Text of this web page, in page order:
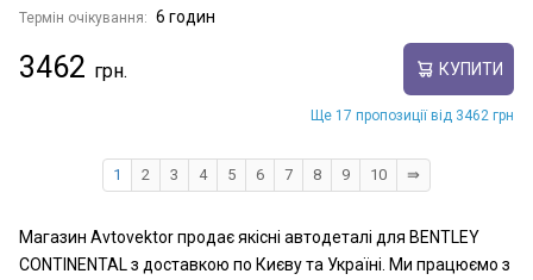
Термін очікування: 6 годин
3462 КУПИТИ
Ще 17 пропозиції від 3462 грн
1 2 3 4 5 6 7 8 9 10 ⇛
Магазин Avtovektor продає якісні автодеталі для BENTLEY
CONTINENTAL з доставкою по Києву та Україні. Ми працюємо з